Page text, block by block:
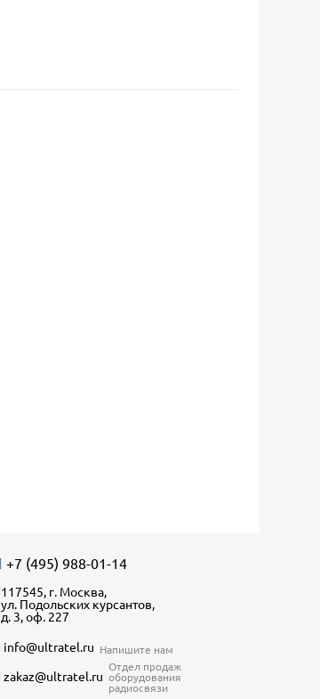
+7 (495) 988-01-14
117545, г. Москва,
ул. Подольских курсантов,
д. 3, оф. 227
info@ultratel.ru Напишите нам
zakaz@ultratel.ru
Отдел продаж
оборудования
радиосвязи